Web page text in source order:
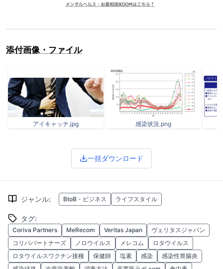
添付画像・ファイル
アイキャッチ.jpg 感染状況.png
一括ダウンロード
ジャンル: BtoB・ビジネス ライフスタイル
タグ:
Coriva Partners MeRecom Veritas Japan
ヴェリタスジャパン
コリバパートナーズ
ノロウイルス メレコム
ロタウイルス
ロタウイルスワクチン接種
保健師 塩素 感染
感染性胃腸炎